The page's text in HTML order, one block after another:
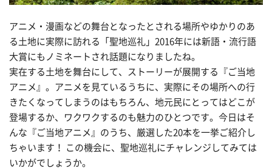
アニメ・漫画などの舞台となったとされる場所やゆかりのあ
る土地に実際に訪れる「聖地巡礼」2016年には新語・流行語
大賞にもノミネートされ話題になりましたね。
実在する土地を舞台にして、ストーリーが展開する『ご当地
アニメ』。アニメを見ているうちに、実際にその場所への行
きたくなってしまうのはもちろん、地元民にとってはどこが
登場するか、ワクワクするのも魅力のひとつです。今日はそ
んな『ご当地アニメ』のうち、厳選した20本を一挙ご紹介し
ちゃいます！ この機会に、聖地巡礼にチャレンジしてみては
いかがでしょうか。